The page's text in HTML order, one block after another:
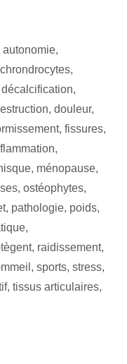
autonomie,
chrondrocytes,
décalcification,
, douleur,
, fissures,
,
, ménopause,
, ostéophytes,
, pathologie, poids,
,
, raidissement,
, sports, stress,
, tissus articulaires,